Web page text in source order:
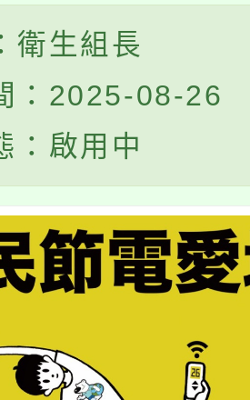
衛生組長
：2025-08-26
：啟用中